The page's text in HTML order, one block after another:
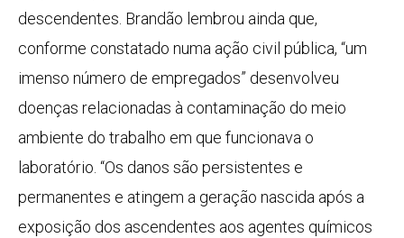
descendentes. Brandão lembrou ainda que,
conforme constatado numa ação civil pública, “um
imenso número de empregados” desenvolveu
doenças relacionadas à contaminação do meio
ambiente do trabalho em que funcionava o
laboratório. “Os danos são persistentes e
permanentes e atingem a geração nascida após a
exposição dos ascendentes aos agentes químicos